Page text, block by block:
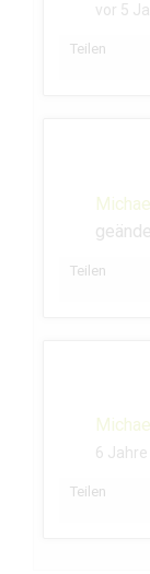
vor 5
Teilen
Teilen
6 Jahre
Teilen